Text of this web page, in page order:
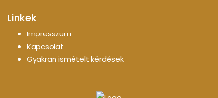
Linkek
Impresszum
Kapcsolat
Gyakran ismételt kérdések